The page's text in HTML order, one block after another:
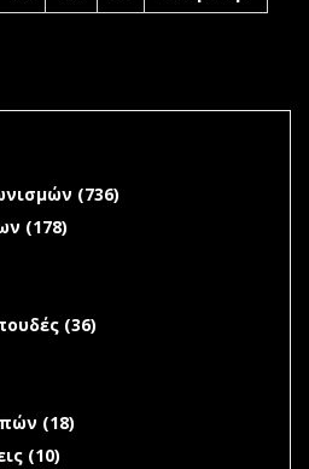
filter
(736)
filter
(178)
filter
(36)
filter
(18)
filter
(10)